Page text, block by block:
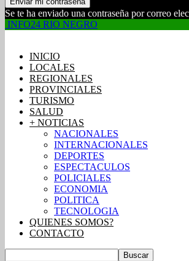
Se te ha enviado una contraseña por correo
INFO24 RIO NEGRO
INICIO
LOCALES
REGIONALES
PROVINCIALES
TURISMO
SALUD
+ NOTICIAS
NACIONALES
INTERNACIONALES
DEPORTES
ESPECTACULOS
POLICIALES
ECONOMIA
POLITICA
TECNOLOGIA
QUIENES SOMOS?
CONTACTO